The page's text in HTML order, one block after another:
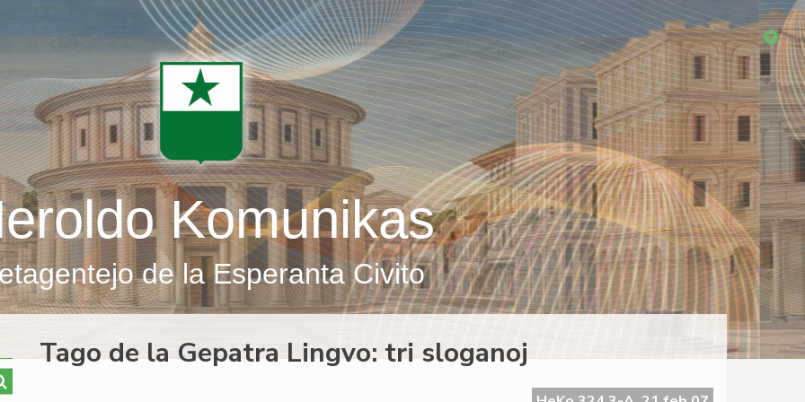
Komunikas
de la Esperanta Civito
Tago de la Gepatra Lingvo: tri sloganoj